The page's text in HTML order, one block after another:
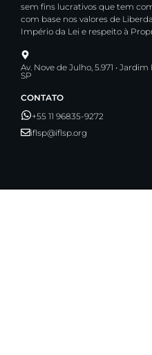
sem fins lucrativos que tem
com base nos valores de
Império da Lei e respeito à
Av. Nove de Julho, 5.971 •
SP
CONTATO
+55 11 96835-9272
iflsp@iflsp.org